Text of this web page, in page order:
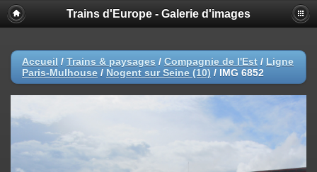
Trains d'Europe - Galerie d'images
Accueil / Trains & paysages / Compagnie de l'Est / Ligne
Paris-Mulhouse / Nogent sur Seine (10) / IMG 6852